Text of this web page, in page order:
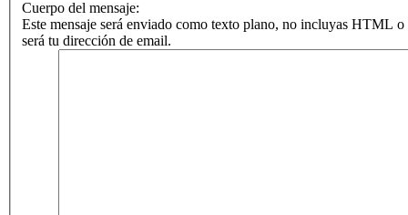
Cuerpo del mensaje:
Este mensaje será enviado como texto plano, no incluyas HTML
será tu dirección de email.